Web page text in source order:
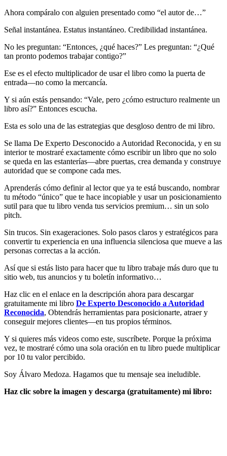
Ahora compáralo con alguien presentado como “el autor de…”
Señal instantánea. Estatus instantáneo. Credibilidad instantánea.
No les preguntan: “Entonces, ¿qué haces?” Les preguntan: “¿Qué
tan pronto podemos trabajar contigo?”
Ese es el efecto multiplicador de usar el libro como la puerta de
entrada—no como la mercancía.
Y si aún estás pensando: “Vale, pero ¿cómo estructuro realmente un
libro así?” Entonces escucha.
Esta es solo una de las estrategias que desgloso dentro de mi libro.
Se llama De Experto Desconocido a Autoridad Reconocida, y en su
interior te mostraré exactamente cómo escribir un libro que no solo
se queda en las estanterías—abre puertas, crea demanda y construye
autoridad que se compone cada mes.
Aprenderás cómo definir al lector que ya te está buscando, nombrar
tu método “único” que te hace incopiable y usar un posicionamiento
sutil para que tu libro venda tus servicios premium… sin un solo
pitch.
Sin trucos. Sin exageraciones. Solo pasos claros y estratégicos para
convertir tu experiencia en una influencia silenciosa que mueve a las
personas correctas a la acción.
Así que si estás listo para hacer que tu libro trabaje más duro que tu
sitio web, tus anuncios y tu boletín informativo…
Haz clic en el enlace en la descripción ahora para descargar
gratuitamente mi libro De Experto Desconocido a Autoridad
Reconocida, Obtendrás herramientas para posicionarte, atraer y
conseguir mejores clientes—en tus propios términos.
Y si quieres más videos como este, suscríbete. Porque la próxima
vez, te mostraré cómo una sola oración en tu libro puede multiplicar
por 10 tu valor percibido.
Soy Álvaro Medoza. Hagamos que tu mensaje sea ineludible.
Haz clic sobre la imagen y descarga (gratuitamente) mi libro: